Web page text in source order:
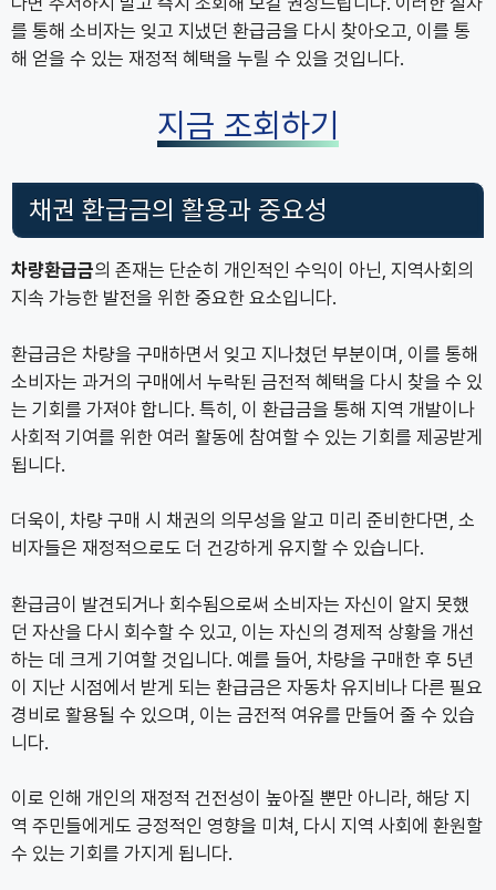
를 통해 소비자는 잊고 지냈던 환급금을 다시 찾아오고, 이를 통
해 얻을 수 있는 재정적 혜택을 누릴 수 있을 것입니다.
지금 조회하기
채권 환급금의 활용과 중요성
차량환급금의 존재는 단순히 개인적인 수익이 아닌, 지역사회의
지속 가능한 발전을 위한 중요한 요소입니다.
환급금은 차량을 구매하면서 잊고 지나쳤던 부분이며, 이를 통해
소비자는 과거의 구매에서 누락된 금전적 혜택을 다시 찾을 수 있
는 기회를 가져야 합니다. 특히, 이 환급금을 통해 지역 개발이나
사회적 기여를 위한 여러 활동에 참여할 수 있는 기회를 제공받게
됩니다.
더욱이, 차량 구매 시 채권의 의무성을 알고 미리 준비한다면, 소
비자들은 재정적으로도 더 건강하게 유지할 수 있습니다.
환급금이 발견되거나 회수됨으로써 소비자는 자신이 알지 못했
던 자산을 다시 회수할 수 있고, 이는 자신의 경제적 상황을 개선
하는 데 크게 기여할 것입니다. 예를 들어, 차량을 구매한 후 5년
이 지난 시점에서 받게 되는 환급금은 자동차 유지비나 다른 필요
경비로 활용될 수 있으며, 이는 금전적 여유를 만들어 줄 수 있습
니다.
이로 인해 개인의 재정적 건전성이 높아질 뿐만 아니라, 해당 지
역 주민들에게도 긍정적인 영향을 미쳐, 다시 지역 사회에 환원할
수 있는 기회를 가지게 됩니다.